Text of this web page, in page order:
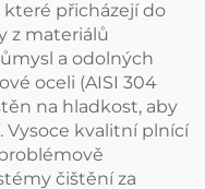
které přicházejí do
z materiálů
a odolných
oceli (AISI 304
na hladkost, aby
Vysoce kvalitní plnící
čištění za